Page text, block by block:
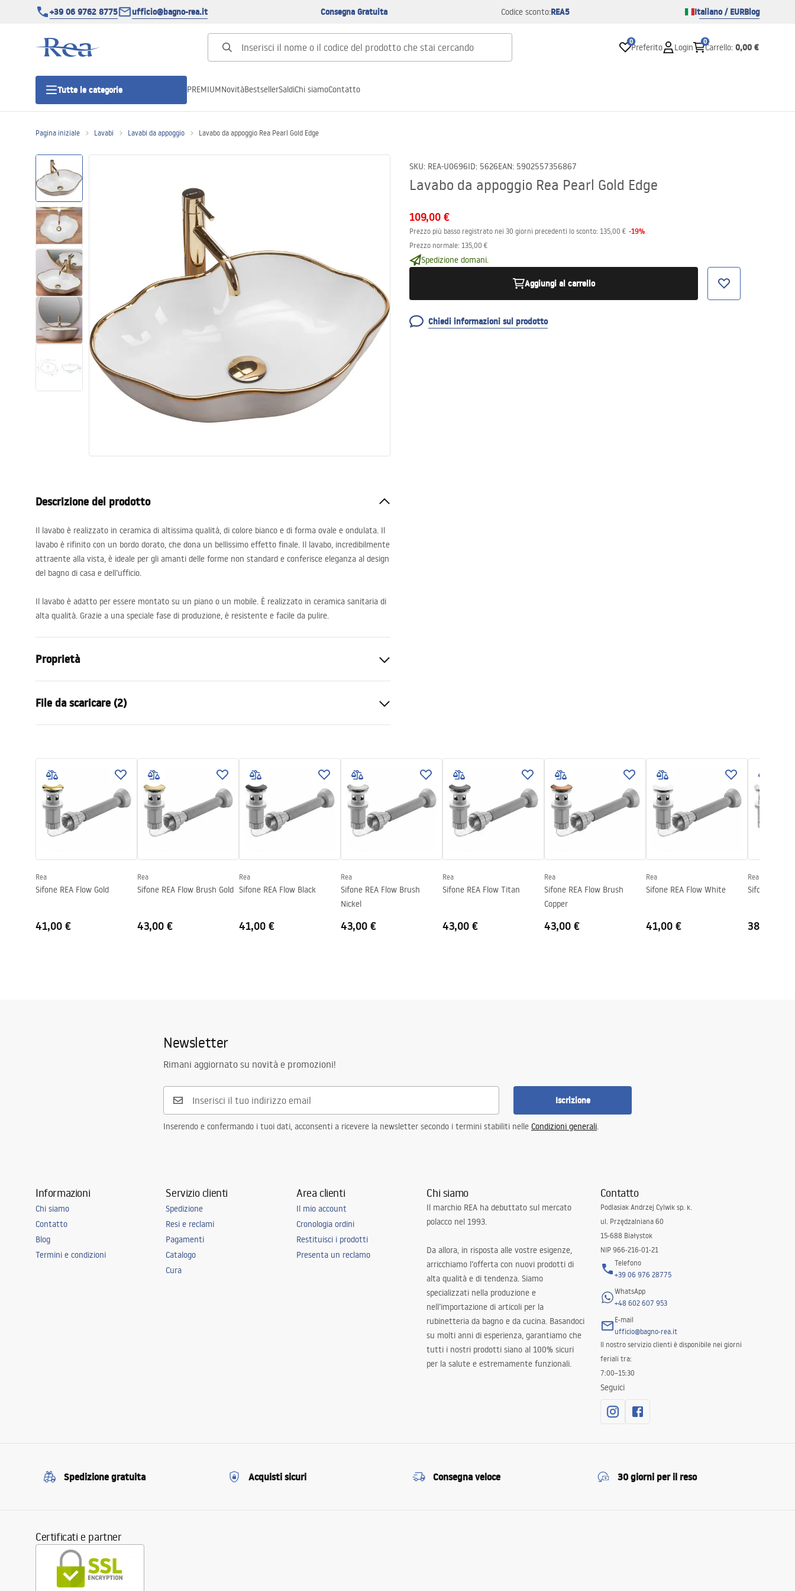
+39 06 9762 8775 ufficio@bagno-rea.it Consegna Gratuita Codice sconto:REA5 Italiano / EURBlog
0
Preferito Login
0
Carrello: 0,00 €
Tutte le categorie
Porte doccia
Piatti doccia da bagno
Canaline di scarico
Set di vaso WC e bidet
Lavabi
Vasche da bagno e schermi vasca
Rubinetti da bagno
PREMIUMNovitàBestsellerSaldiChi siamoContatto
Pagina iniziale Lavabi Lavabi da appoggio Lavabo da appoggio Rea Pearl Gold Edge
SKU: REA-U0696ID: 5626EAN: 5902557356867
Lavabo da appoggio Rea Pearl Gold Edge
109,00 €
Prezzo più basso registrato nei 30 giorni precedenti lo sconto: 135,00 € -19%
Prezzo normale: 135,00 €
Spedizione domani.
Aggiungi al carrello
Chiedi informazioni sul prodotto
Descrizione del prodotto
Il lavabo è realizzato in ceramica di altissima qualità, di colore bianco e di forma ovale e ondulata. Il
lavabo è rifinito con un bordo dorato, che dona un bellissimo effetto finale. Il lavabo, incredibilmente
attraente alla vista, è ideale per gli amanti delle forme non standard e conferisce eleganza al design
del bagno di casa e dell’ufficio.
Il lavabo è adatto per essere montato su un piano o un mobile. È realizzato in ceramica sanitaria di
alta qualità. Grazie a una speciale fase di produzione, è resistente e facile da pulire.
Proprietà
Materiale
Colore
Bianco, Bianco/Oro
Larghezza
mm
Altezza
135
mm
Profondità
mm
Foro rubinetto
NO
Foro troppopieno
File da scaricare (2)
Warranty_Terms_and_Conditions_
Basins_-_5.pdf
Rea
Sifone REA Flow Gold
41,00 €
Rea
Sifone REA Flow Brush Gold
43,00 €
Rea
Sifone REA Flow Black
41,00 €
Rea
Sifone REA Flow Brush
Nickel
43,00 €
Rea
Sifone REA Flow Titan
43,00 €
Rea
Sifone REA Flow Brush
Copper
43,00 €
Rea
Sifone REA Flow White
41,00 €
Rea
Sifone REA
38,00 €
Newsletter
Rimani aggiornato su novità e promozioni!
Iscrizione
Inserendo e confermando i tuoi dati, acconsenti a ricevere la newsletter secondo i termini stabiliti nelle Condizioni generali.
Informazioni
Chi siamo
Contatto
Blog
Termini e condizioni
Servizio clienti
Spedizione
Resi e reclami
Pagamenti
Catalogo
Cura
Area clienti
Il mio account
Cronologia ordini
Restituisci i prodotti
Presenta un reclamo
Chi siamo
Il marchio REA ha debuttato sul mercato
polacco nel 1993.
Da allora, in risposta alle vostre esigenze,
arricchiamo l’offerta con nuovi prodotti di
alta qualità e di tendenza. Siamo
specializzati nella produzione e
nell’importazione di articoli per la
rubinetteria da bagno e da cucina. Basandoci
su molti anni di esperienza, garantiamo che
tutti i nostri prodotti siano al 100% sicuri
per la salute e estremamente funzionali.
Contatto
Podlasiak Andrzej Cylwik sp. k.
ul. Przędzalniana 60
15-688 Białystok
NIP 966-216-01-21
Telefono
+39 06 976 28775
WhatsApp
+48 602 607 953
E-mail
ufficio@bagno-rea.it
Il nostro servizio clienti è disponibile nei giorni
feriali tra:
7:00–15:30
Seguici
Spedizione gratuita Acquisti sicuri Consegna veloce 30 giorni per il reso
Certificati e partner